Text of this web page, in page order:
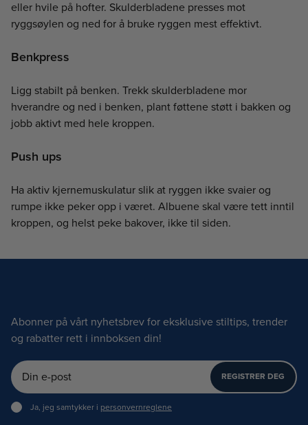
eller hvile på hofter. Skulderbladene presses mot
ryggsøylen og ned for å bruke ryggen mest effektivt.
Benkpress
Ligg stabilt på benken. Trekk skulderbladene mor
hverandre og ned i benken, plant føttene støtt i bakken og
jobb aktivt med hele kroppen.
Push ups
Ha aktiv kjernemuskulatur slik at ryggen ikke svaier og
rumpe ikke peker opp i været. Albuene skal være tett inntil
kroppen, og helst peke bakover, ikke til siden.
Abonner på vårt nyhetsbrev for eksklusive stiltips, trender
og rabatter rett i innboksen din!
REGISTRER DEG
Ja, jeg samtykker i personvernreglene